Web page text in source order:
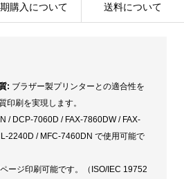
購入について 送料について
: ブラザー製プリンターとの適合性を
印刷を実現します。
/ DCP-7060D / FAX-7860DW / FAX-
2240D / MFC-7460DN で使用可能で
ージ印刷可能です。（ISO/IEC 19752